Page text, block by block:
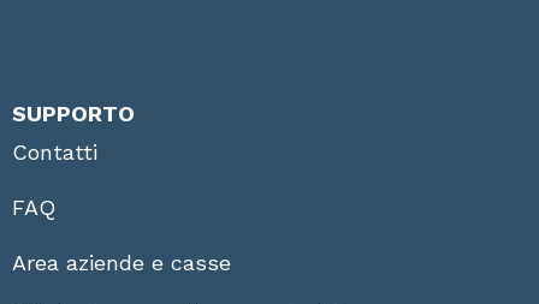
SUPPORTO
Contatti
FAQ
Area aziende e casse